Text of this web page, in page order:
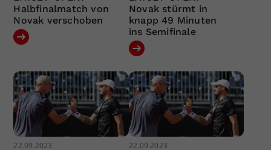
Halbfinalmatch von
Novak verschoben
Novak stürmt in
knapp 49 Minuten
ins Semifinale
22.09.2023 22.09.2023